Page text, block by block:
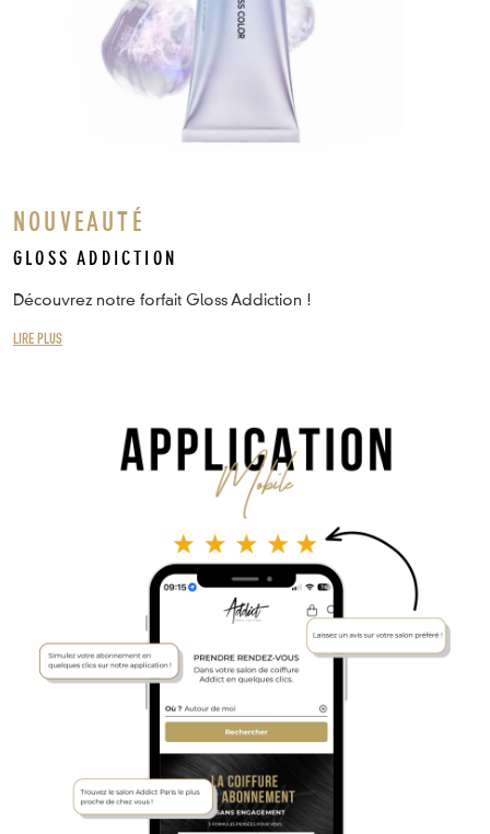
NOUVEAUTÉ
GLOSS ADDICTION
Découvrez notre forfait Gloss Addiction !
LIRE PLUS